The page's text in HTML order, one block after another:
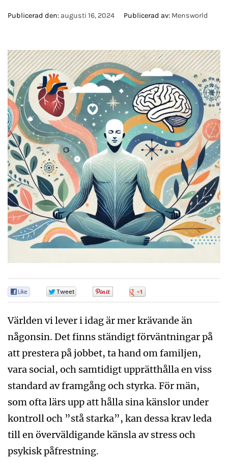
Publicerad den: augusti 16, 2024 Publicerad av: Mensworld
Världen vi lever i idag är mer krävande än
någonsin. Det finns ständigt förväntningar på
att prestera på jobbet, ta hand om familjen,
vara social, och samtidigt upprätthålla en viss
standard av framgång och styrka. För män,
som ofta lärs upp att hålla sina känslor under
kontroll och ”stå starka”, kan dessa krav leda
till en överväldigande känsla av stress och
psykisk påfrestning.